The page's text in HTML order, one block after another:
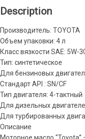
Description
Производитель: TOYOTA
Объем упаковки: 4 л
Класс вязкости SAE: 5W-
Тип: синтетическое
Для бензиновых
Стандарт API : SN/CF
Тип двигателя: 4-тактный
Для дизельных
Для турбированных
Описание